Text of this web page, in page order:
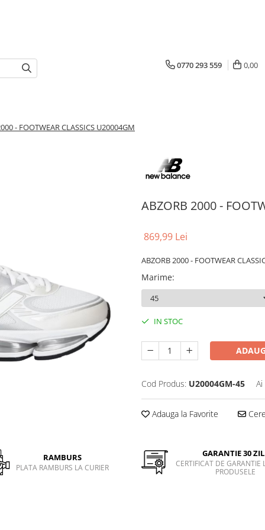
0770 293 559 0,00
- FOOTWEAR CLASSICS U20004GM
ABZORB 2000 -
869,99 Lei
ABZORB 2000 - FOOTWEAR
Marime:
IN STOC
Cod Produs: U20004GM-45
Adauga la Favorite
RAMBURS
PLATA RAMBURS LA CURIER
GARANTIE 30
CERTIFICAT DE GARANTIE
PRODUSELE